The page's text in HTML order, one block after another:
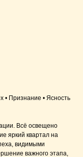
• Признание • Ясность
Всё освещено
яркий квартал на
видимыми
важного этапа,